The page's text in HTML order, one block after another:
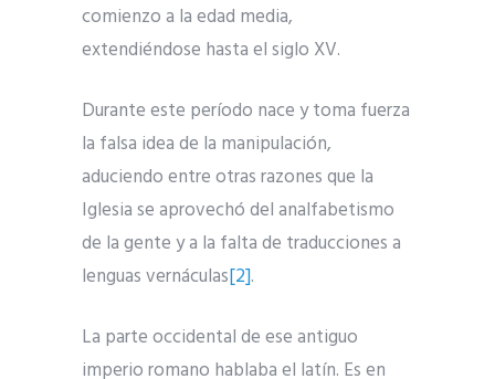
comienzo a la edad media,
extendiéndose hasta el siglo XV.
Durante este período nace y toma fuerza
la falsa idea de la manipulación,
aduciendo entre otras razones que la
Iglesia se aprovechó del analfabetismo
de la gente y a la falta de traducciones a
lenguas vernáculas[2].
La parte occidental de ese antiguo
imperio romano hablaba el latín. Es en